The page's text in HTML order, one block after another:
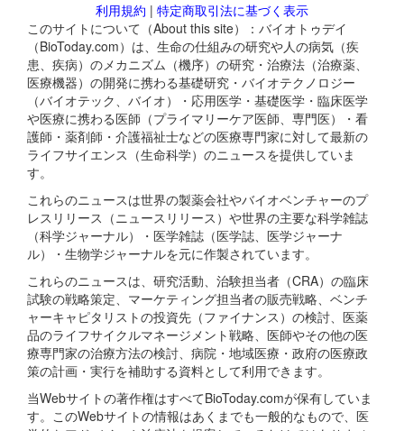
利用規約 | 特定商取引法に基づく表示
このサイトについて（About this site）：バイオトゥデイ
（BioToday.com）は、生命の仕組みの研究や人の病気（疾
患、疾病）のメカニズム（機序）の研究・治療法（治療薬、
医療機器）の開発に携わる基礎研究・バイオテクノロジー
（バイオテック、バイオ）・応用医学・基礎医学・臨床医学
や医療に携わる医師（プライマリーケア医師、専門医）・看
護師・薬剤師・介護福祉士などの医療専門家に対して最新の
ライフサイエンス（生命科学）のニュースを提供していま
す。
これらのニュースは世界の製薬会社やバイオベンチャーのプ
レスリリース（ニュースリリース）や世界の主要な科学雑誌
（科学ジャーナル）・医学雑誌（医学誌、医学ジャーナ
ル）・生物学ジャーナルを元に作製されています。
これらのニュースは、研究活動、治験担当者（CRA）の臨床
試験の戦略策定、マーケティング担当者の販売戦略、ベンチ
ャーキャピタリストの投資先（ファイナンス）の検討、医薬
品のライフサイクルマネージメント戦略、医師やその他の医
療専門家の治療方法の検討、病院・地域医療・政府の医療政
策の計画・実行を補助する資料として利用できます。
当Webサイトの著作権はすべてBioToday.comが保有していま
す。このWebサイトの情報はあくまでも一般的なもので、医